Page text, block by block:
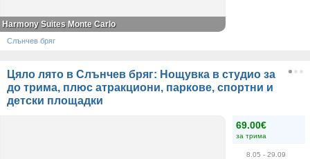
Harmony Suites Monte Carlo
Слънчев бряг
Цяло лято в Слънчев бряг: Нощувка в студио за
до трима, плюс атракциони, паркове, спортни и
детски площадки
69.00€
за трима
8.05 - 29.09